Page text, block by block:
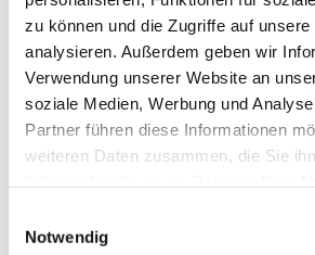
zu können und die Zugriffe auf
analysieren. Außerdem geben wir
Verwendung unserer Website an
soziale Medien, Werbung und
Partner führen diese Informationen
weiteren Daten zusammen, die Sie
Notwendig
LKL/Art
3 4 5 6 LP
19.07.2025
(v)
14. Dressurprüfung
Preisgeld
150,00 €